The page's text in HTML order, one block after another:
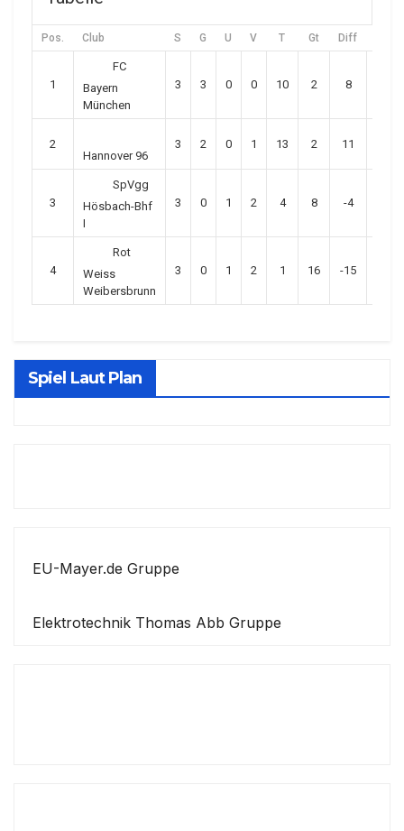
Pos. Club S G U V T Gt Diff
1
FC
Bayern
München
3 3 0 0 10 2 8
2
Hannover 96
3 2 0 1 13 2 11
3
SpVgg
Hösbach-Bhf
I
3 0 1 2 4 8 -4
4
Rot
Weiss
Weibersbrunn
3 0 1 2 1 16 -15
Spiel Laut Plan
EU-Mayer.de Gruppe
Elektrotechnik Thomas Abb Gruppe